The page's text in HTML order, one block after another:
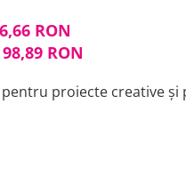
RON
98,89 RON
proiecte creative și